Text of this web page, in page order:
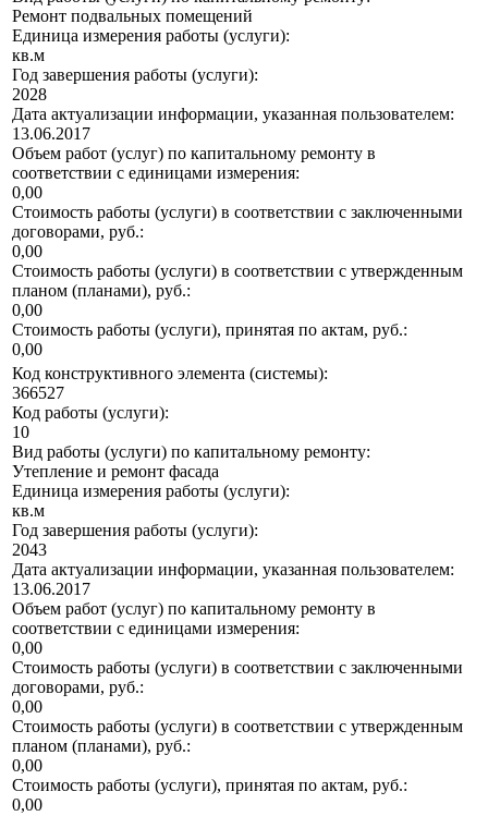
Ремонт подвальных помещений
Единица измерения работы (услуги):
кв.м
Год завершения работы (услуги):
2028
Дата актуализации информации, указанная пользователем:
13.06.2017
Объем работ (услуг) по капитальному ремонту в
соответствии с единицами измерения:
0,00
Стоимость работы (услуги) в соответствии с заключенными
договорами, руб.:
0,00
Стоимость работы (услуги) в соответствии с утвержденным
планом (планами), руб.:
0,00
Стоимость работы (услуги), принятая по актам, руб.:
0,00
Код конструктивного элемента (системы):
366527
Код работы (услуги):
10
Вид работы (услуги) по капитальному ремонту:
Утепление и ремонт фасада
Единица измерения работы (услуги):
кв.м
Год завершения работы (услуги):
2043
Дата актуализации информации, указанная пользователем:
13.06.2017
Объем работ (услуг) по капитальному ремонту в
соответствии с единицами измерения:
0,00
Стоимость работы (услуги) в соответствии с заключенными
договорами, руб.:
0,00
Стоимость работы (услуги) в соответствии с утвержденным
планом (планами), руб.:
0,00
Стоимость работы (услуги), принятая по актам, руб.:
0,00